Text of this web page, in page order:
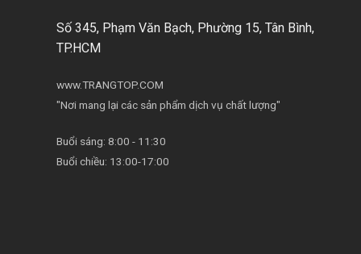
Số 345, Phạm Văn Bạch, Phường 15, Tân Bình,
TP.HCM
www.TRANGTOP.COM
"Nơi mang lại các sản phẩm dịch vụ chất lượng"
Buổi sáng: 8:00 - 11:30
Buổi chiều: 13:00-17:00